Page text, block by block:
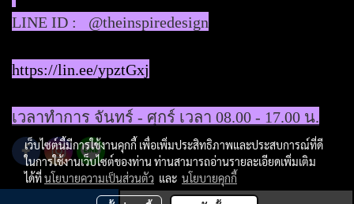
LINE ID : @theinspiredesign
https://lin.ee/ypztGxj
เวลาทำการ จันทร์ - ศุกร์ เวลา 08.00 - 17.00 น.
เว็บไซต์นี้มีการใช้งานคุกกี้ เพื่อเพิ่มประสิทธิภาพและประสบการณ์ที่ดี
ในการใช้งานเว็บไซต์ของท่าน ท่านสามารถอ่านรายละเอียดเพิ่มเติม
ได้ที่นโยบายความเป็นส่วนตัว และ นโยบายคุกกี้